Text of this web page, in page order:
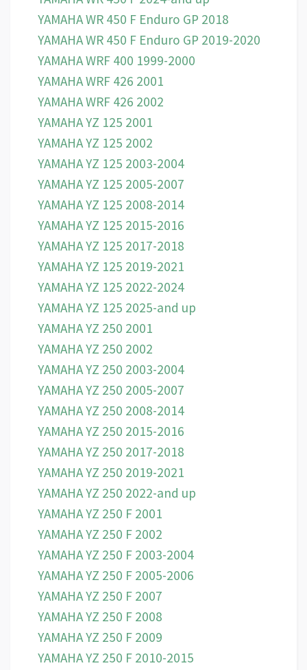
YAMAHA WR 450 F Enduro GP 2018
YAMAHA WR 450 F Enduro GP 2019-2020
YAMAHA WRF 400 1999-2000
YAMAHA WRF 426 2001
YAMAHA WRF 426 2002
YAMAHA YZ 125 2001
YAMAHA YZ 125 2002
YAMAHA YZ 125 2003-2004
YAMAHA YZ 125 2005-2007
YAMAHA YZ 125 2008-2014
YAMAHA YZ 125 2015-2016
YAMAHA YZ 125 2017-2018
YAMAHA YZ 125 2019-2021
YAMAHA YZ 125 2022-2024
YAMAHA YZ 125 2025-and up
YAMAHA YZ 250 2001
YAMAHA YZ 250 2002
YAMAHA YZ 250 2003-2004
YAMAHA YZ 250 2005-2007
YAMAHA YZ 250 2008-2014
YAMAHA YZ 250 2015-2016
YAMAHA YZ 250 2017-2018
YAMAHA YZ 250 2019-2021
YAMAHA YZ 250 2022-and up
YAMAHA YZ 250 F 2001
YAMAHA YZ 250 F 2002
YAMAHA YZ 250 F 2003-2004
YAMAHA YZ 250 F 2005-2006
YAMAHA YZ 250 F 2007
YAMAHA YZ 250 F 2008
YAMAHA YZ 250 F 2009
YAMAHA YZ 250 F 2010-2015